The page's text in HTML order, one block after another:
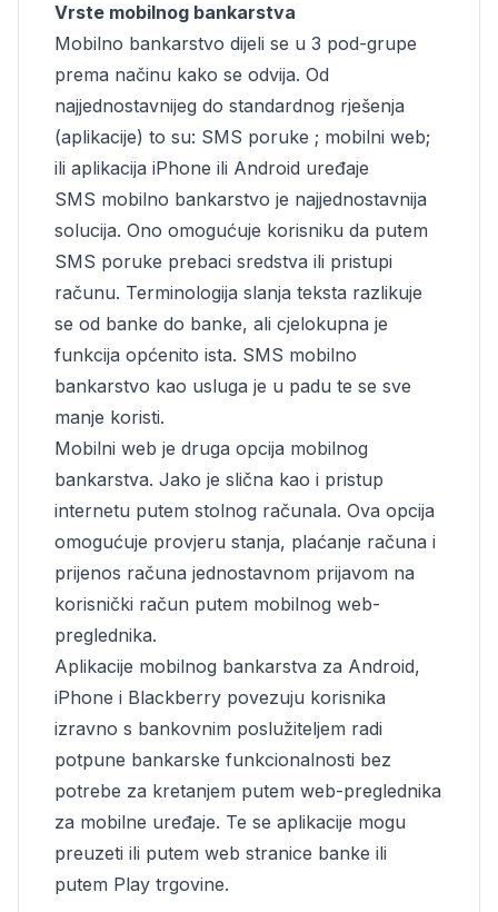
Vrste mobilnog bankarstva
Mobilno bankarstvo dijeli se u 3 pod-grupe
prema načinu kako se odvija. Od
najjednostavnijeg do standardnog rješenja
(aplikacije) to su: SMS poruke ; mobilni web;
ili aplikacija iPhone ili Android uređaje
SMS mobilno bankarstvo je najjednostavnija
solucija. Ono omogućuje korisniku da putem
SMS poruke prebaci sredstva ili pristupi
računu. Terminologija slanja teksta razlikuje
se od banke do banke, ali cjelokupna je
funkcija općenito ista. SMS mobilno
bankarstvo kao usluga je u padu te se sve
manje koristi.
Mobilni web je druga opcija mobilnog
bankarstva. Jako je slična kao i pristup
internetu putem stolnog računala. Ova opcija
omogućuje provjeru stanja, plaćanje računa i
prijenos računa jednostavnom prijavom na
korisnički račun putem mobilnog web-
preglednika.
Aplikacije mobilnog bankarstva za Android,
iPhone i Blackberry povezuju korisnika
izravno s bankovnim poslužiteljem radi
potpune bankarske funkcionalnosti bez
potrebe za kretanjem putem web-preglednika
za mobilne uređaje. Te se aplikacije mogu
preuzeti ili putem web stranice banke ili
putem Play trgovine.